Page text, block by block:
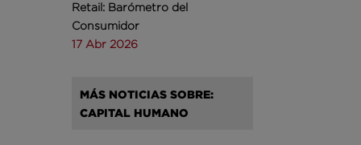
Retail: Barómetro del
Consumidor
17 Abr 2026
MÁS NOTICIAS SOBRE:
CAPITAL HUMANO